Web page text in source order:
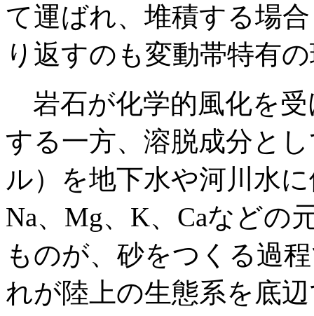
て運ばれ、堆積する場
り返すのも変動帯特有
岩石が化学的風化を受
する一方、溶脱成分と
ル）を地下水や河川水
Na、Mg、K、Caなどの
ものが、砂をつくる過
れが陸上の生態系を底